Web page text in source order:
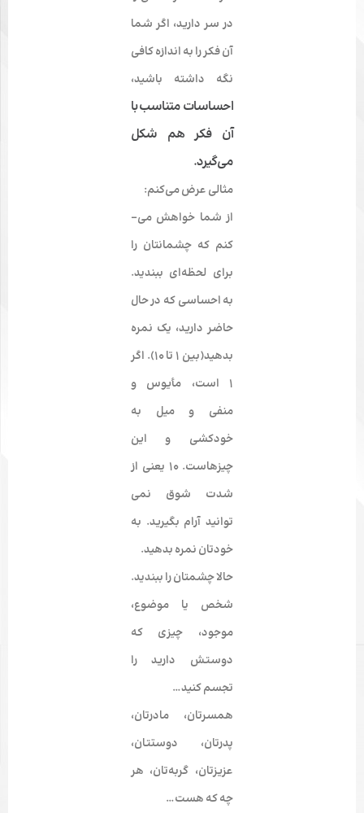
در سر دارید، اگر شما
آن فکر را به اندازه کافی
نگه داشته باشید،
احساسات متناسب با
آن فکر هم شکل
می‌گیرد.
مثالی عرض می­‌کنم:
از شما خواهش می‌­
کنم که چشمانتان را
برای لحظه­‌ای ببندید.
به احساسی که در حال
حاضر دارید، یک نمره
بدهید(بین 1 تا 10). اگر
1 است، مأیوس و
منفی و میل به
خودکشی و این
چیزهاست. 10 یعنی از
شدت شوق نمی­‌
توانید آرام بگیرید. به
خودتان نمره بدهید.
حالا چشمتان را ببندید.
شخص یا موضوع،
موجود، چیزی که
دوستش دارید را
تجسم کنید…
همسرتان، مادرتان،
پدرتان، دوستتان،
عزیزتان، گربه­‌تان، هر
چه که هست…